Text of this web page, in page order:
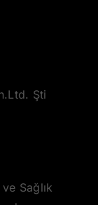
Şti
Sağlık